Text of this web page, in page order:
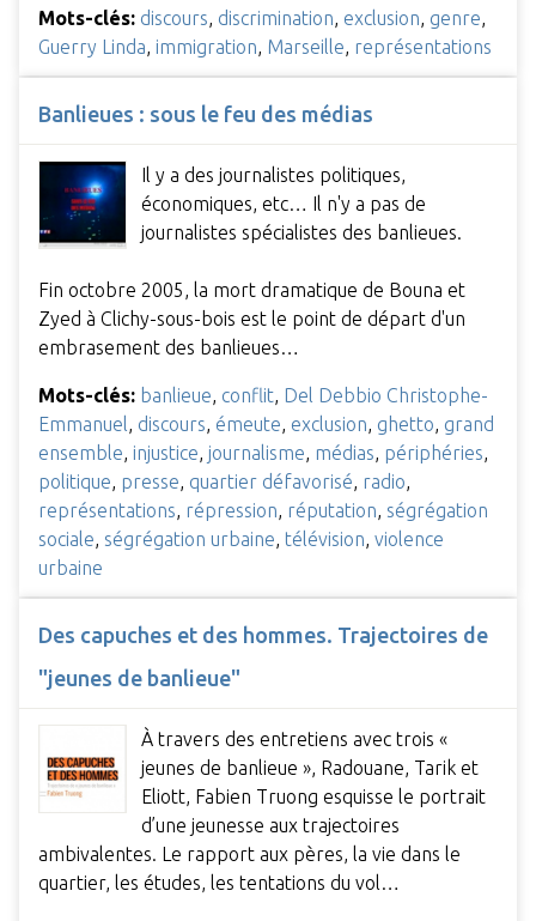
Mots-clés: discours, discrimination, exclusion, genre,
Guerry Linda, immigration, Marseille, représentations
Banlieues : sous le feu des médias
Il y a des journalistes politiques,
économiques, etc… Il n'y a pas de
journalistes spécialistes des banlieues.
Fin octobre 2005, la mort dramatique de Bouna et
Zyed à Clichy-sous-bois est le point de départ d'un
embrasement des banlieues…
Mots-clés: banlieue, conflit, Del Debbio Christophe-
Emmanuel, discours, émeute, exclusion, ghetto, grand
ensemble, injustice, journalisme, médias, périphéries,
politique, presse, quartier défavorisé, radio,
représentations, répression, réputation, ségrégation
sociale, ségrégation urbaine, télévision, violence
urbaine
Des capuches et des hommes. Trajectoires de
"jeunes de banlieue"
À travers des entretiens avec trois «
jeunes de banlieue », Radouane, Tarik et
Eliott, Fabien Truong esquisse le portrait
d’une jeunesse aux trajectoires
ambivalentes. Le rapport aux pères, la vie dans le
quartier, les études, les tentations du vol…